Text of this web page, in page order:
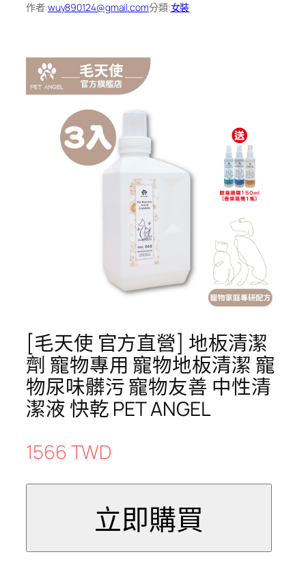
作者:wuy890124@gmail.com分類:女裝
[毛天使 官方直營] 地板清潔
劑 寵物專用 寵物地板清潔 寵
物尿味髒污 寵物友善 中性清
潔液 快乾 PET ANGEL
1566 TWD